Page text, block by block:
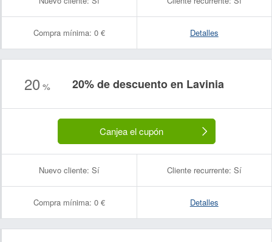
Compra mínima: 0 € Detalles
20 % 20% de descuento en Lavinia
Canjea el cupón
Nuevo cliente: Sí Cliente recurrente: Sí
Compra mínima: 0 € Detalles